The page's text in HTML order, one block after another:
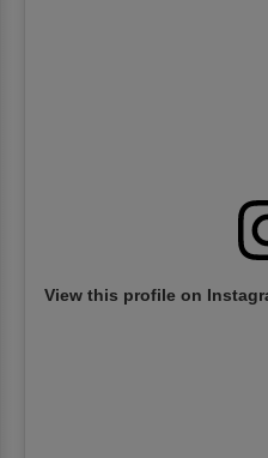
View this profile on